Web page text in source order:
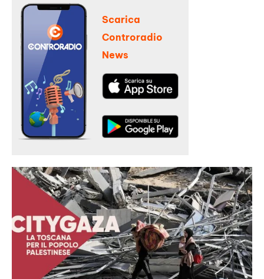
Scarica
Controradio
News